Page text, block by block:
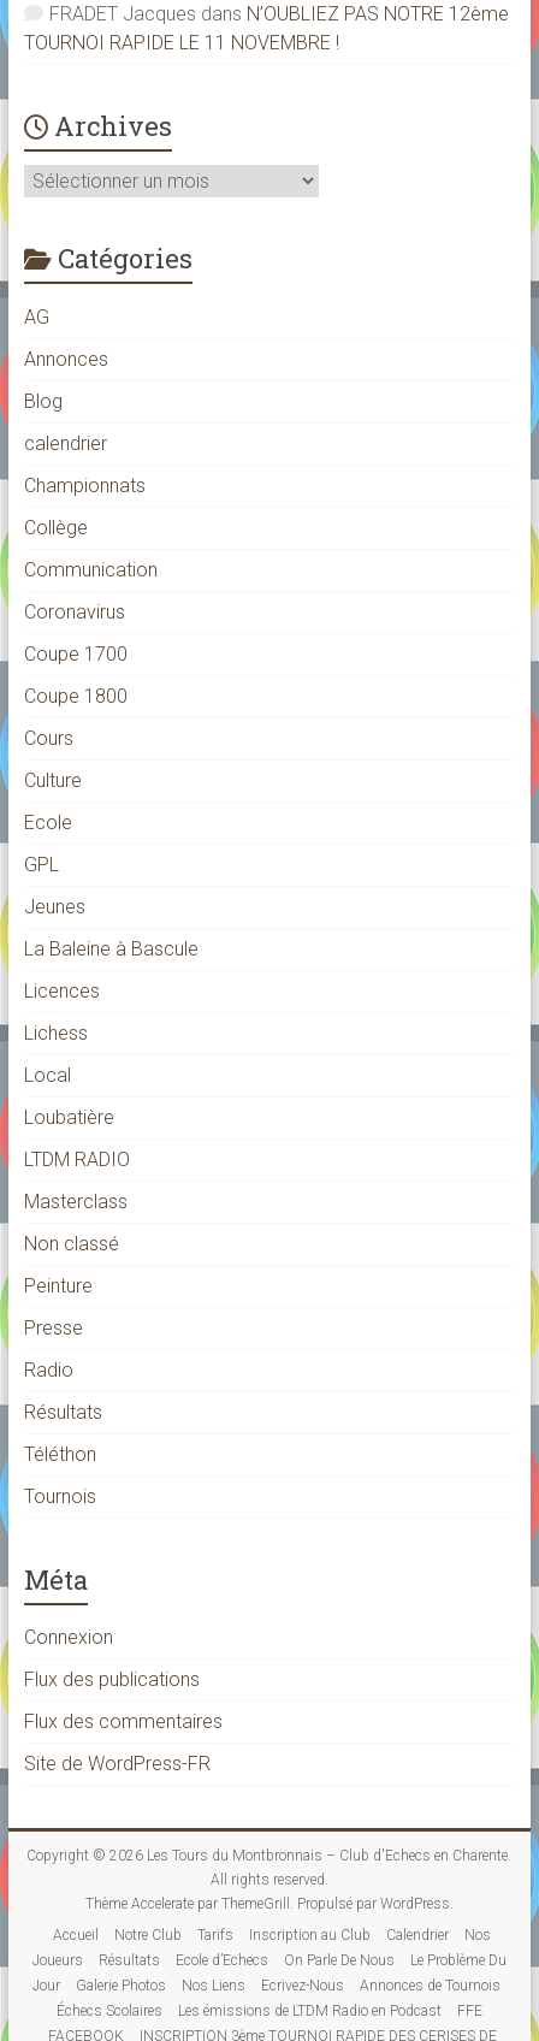
FRADET Jacques dans N’OUBLIEZ PAS NOTRE 12ème
TOURNOI RAPIDE LE 11 NOVEMBRE !
Archives
Archives
Catégories
AG
Annonces
Blog
calendrier
Championnats
Collège
Communication
Coronavirus
Coupe 1700
Coupe 1800
Cours
Culture
Ecole
GPL
Jeunes
La Baleine à Bascule
Licences
Lichess
Local
Loubatière
LTDM RADIO
Masterclass
Non classé
Peinture
Presse
Radio
Résultats
Téléthon
Tournois
Méta
Connexion
Flux des publications
Flux des commentaires
Site de WordPress-FR
Copyright © 2026 Les Tours du Montbronnais – Club d'Echecs en Charente
All rights reserved.
Thème Acceleratepar ThemeGrill. Propulsé par WordPress
Accueil
Notre Club Tarifs Inscription au Club Calendrier
Nos
Joueurs
Résultats Ecole d’Echecs On Parle De Nous
Le Problème Du
Jour
Galerie Photos Nos Liens Ecrivez-Nous
Annonces de Tournois
Échecs Scolaires
Les émissions de LTDM Radio en Podcast
FFE
FACEBOOK
INSCRIPTION 3ème TOURNOI RAPIDE DES CERISES DE